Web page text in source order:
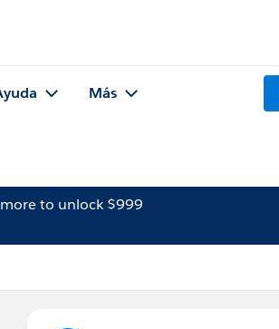
Más
to unlock $999